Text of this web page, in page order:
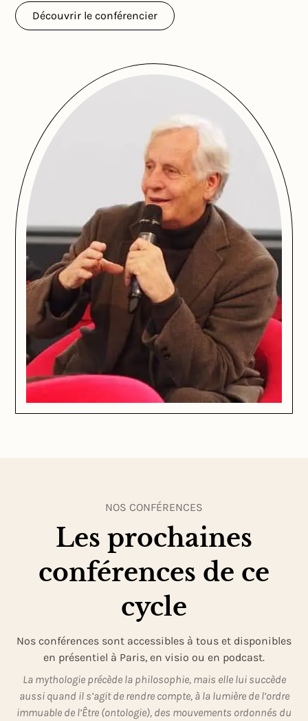
Découvrir le conférencier
NOS CONFÉRENCES
Les prochaines
conférences de ce
cycle
Nos conférences sont accessibles à tous et disponibles
en présentiel à Paris, en visio ou en podcast.
La mythologie précède la philosophie, mais elle lui succède
aussi quand il s’agit de rendre compte, à la lumière de l’ordre
immuable de l’Être (ontologie), des mouvements ordonnés du